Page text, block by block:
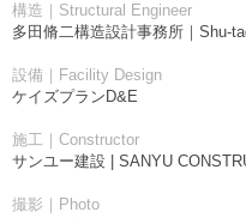
構造｜Structural Engineer
多田脩二構造設計事務所｜Shu-
設備｜Facility Design
ケイズプランD&E
施工｜Constructor
サンユー建設 | SANYU
撮影｜Photo